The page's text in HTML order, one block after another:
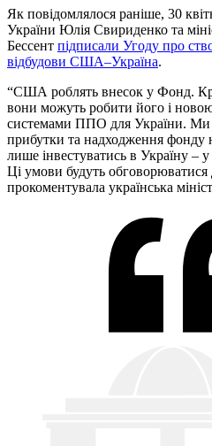
Як повідомлялося раніше, 30
України Юлія Свириденко та
Бессент підписали Угоду ​​про
відбудови США–Україна.
“США роблять внесок у Фонд.
вони можуть робити його і
системами ППО для України. Ми
прибутки та надходження фонду
лише інвестуватись в Україну –
Ці умови будуть обговорюватися
прокоментувала українська